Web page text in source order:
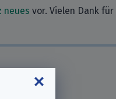
neues vor. Vielen Dank für